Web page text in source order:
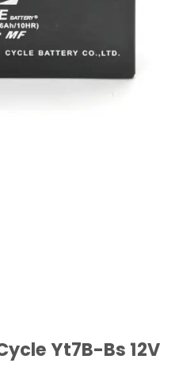
Yt7B-Bs 12V